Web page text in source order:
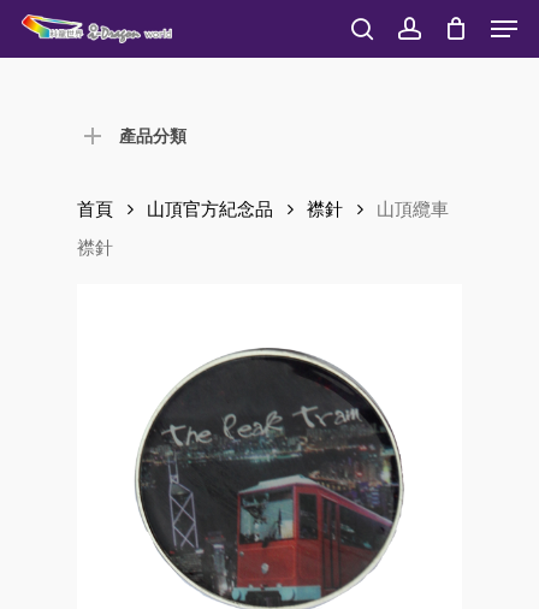
Skip
to
searchaccount
產品分類
首頁 山頂官方紀念品 襟針
山頂纜車
襟針